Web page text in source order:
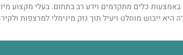
באמצעות כלים מתקדמים וידע רב בתחום. בעלי מקצוע
ייבוש מוחלט ויעיל תוך נזק מינימלי למרצפות